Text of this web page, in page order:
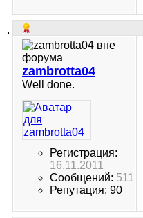
zambrotta04
Well done.
Регистрация:
16.11.2011
Сообщений: 511
Репутация: 90